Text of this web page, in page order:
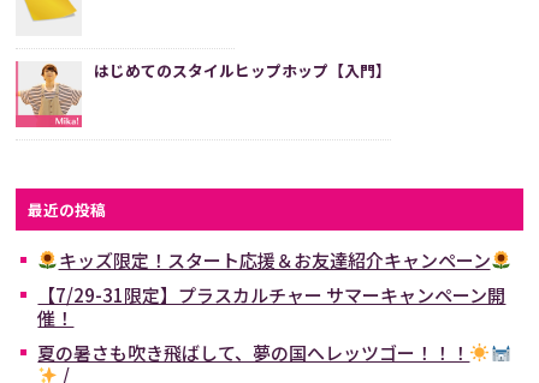
はじめてのスタイルヒップホップ【入門】
最近の投稿
キッズ限定！スタート応援＆お友達紹介キャンペーン
【7/29-31限定】プラスカルチャー サマーキャンペーン開
催！
夏の暑さも吹き飛ばして、夢の国へレッツゴー！！！
/